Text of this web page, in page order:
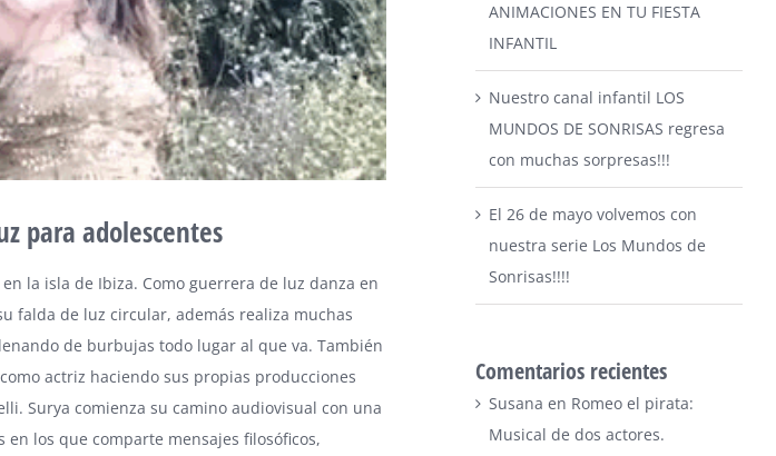
para adolescentes
la isla de Ibiza. Como guerrera de luz danza en
falda de luz circular, además realiza muchas
de burbujas todo lugar al que va. También
actriz haciendo sus propias producciones
Surya comienza su camino audiovisual con una
los que comparte mensajes filosóficos,
ANIMACIONES EN TU FIESTA
INFANTIL
Nuestro canal infantil LOS
MUNDOS DE SONRISAS regresa
con muchas sorpresas!!!
El 26 de mayo volvemos con
nuestra serie Los Mundos de
Sonrisas!!!!
Comentarios recientes
Susana en Romeo el pirata:
Musical de dos actores.